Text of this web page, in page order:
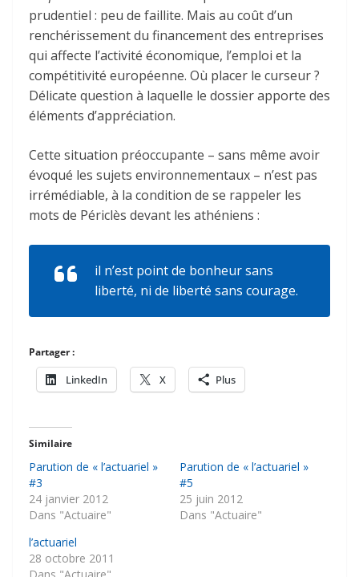
prudentiel : peu de faillite. Mais au coût d’un
renchérissement du financement des entreprises
qui affecte l’activité économique, l’emploi et la
compétitivité européenne. Où placer le curseur ?
Délicate question à laquelle le dossier apporte des
éléments d’appréciation.
Cette situation préoccupante – sans même avoir
évoqué les sujets environnementaux – n’est pas
irrémédiable, à la condition de se rappeler les
mots de Périclès devant les athéniens :
il n’est point de bonheur sans
liberté, ni de liberté sans courage.
Partager :
LinkedIn X Plus
Similaire
Parution de « l’actuariel »
#3
24 janvier 2012
Dans "Actuaire"
Parution de « l’actuariel »
#5
25 juin 2012
Dans "Actuaire"
l’actuariel
28 octobre 2011
Dans "Actuaire"